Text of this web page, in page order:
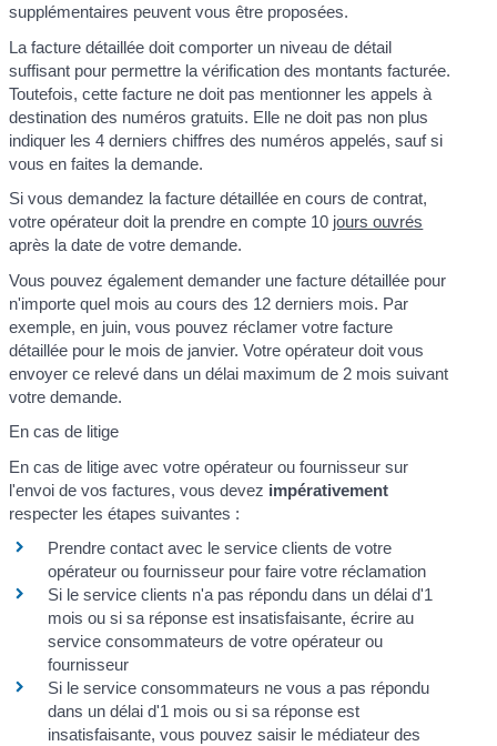
supplémentaires peuvent vous être proposées.
La facture détaillée doit comporter un niveau de détail
suffisant pour permettre la vérification des montants facturée.
Toutefois, cette facture ne doit pas mentionner les appels à
destination des numéros gratuits. Elle ne doit pas non plus
indiquer les 4 derniers chiffres des numéros appelés, sauf si
vous en faites la demande.
Si vous demandez la facture détaillée en cours de contrat,
votre opérateur doit la prendre en compte 10 jours ouvrés
après la date de votre demande.
Vous pouvez également demander une facture détaillée pour
n'importe quel mois au cours des 12 derniers mois. Par
exemple, en juin, vous pouvez réclamer votre facture
détaillée pour le mois de janvier. Votre opérateur doit vous
envoyer ce relevé dans un délai maximum de 2 mois suivant
votre demande.
En cas de litige
En cas de litige avec votre opérateur ou fournisseur sur
l'envoi de vos factures, vous devez impérativement
respecter les étapes suivantes :
Prendre contact avec le service clients de votre
opérateur ou fournisseur pour faire votre réclamation
Si le service clients n'a pas répondu dans un délai d'1
mois ou si sa réponse est insatisfaisante, écrire au
service consommateurs de votre opérateur ou
fournisseur
Si le service consommateurs ne vous a pas répondu
dans un délai d'1 mois ou si sa réponse est
insatisfaisante, vous pouvez saisir le médiateur des